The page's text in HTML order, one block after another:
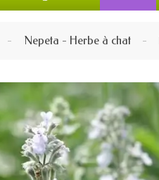
Nepeta - Herbe à chat